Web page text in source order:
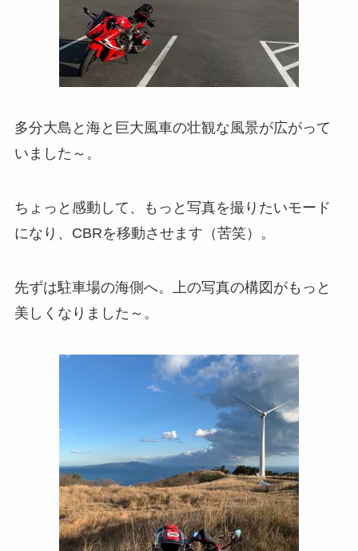
多分大島と海と巨大風車の壮観な風景が広がって
いました～。
ちょっと感動して、もっと写真を撮りたいモード
になり、CBRを移動させます（苦笑）。
先ずは駐車場の海側へ。上の写真の構図がもっと
美しくなりました～。